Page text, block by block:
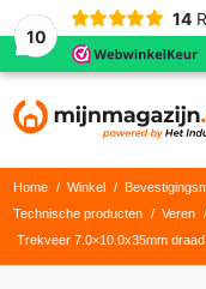
10
14
Home / Winkel /
Technische producten
/ Veren /
Trekveer 7.0×10.0x35mm